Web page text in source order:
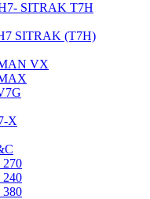
SITRAK T7H
SITRAK (T7H)
VX
X